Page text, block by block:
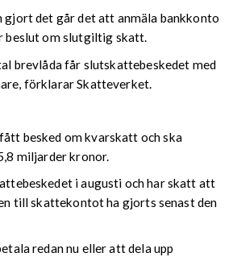
gjort det går det att anmäla bankkonto
beslut om slutgiltig skatt.
brevlåda får slutskattebeskedet med
förklarar Skatteverket.
besked om kvarskatt och ska
miljarder kronor.
i augusti och har skatt att
till skattekontot ha gjorts senast den
redan nu eller att dela upp